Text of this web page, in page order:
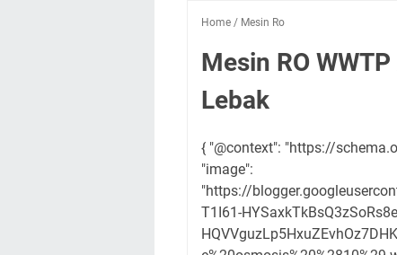
Home / Mesin Ro
Mesin RO
Lebak
{ "@context": "https://
"image":
"https://
T1I61-